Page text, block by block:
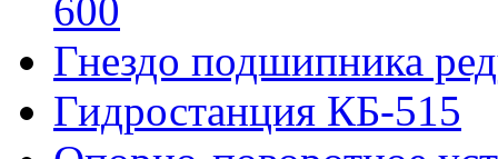
600
Гнездо подшипника
Гидростанция КБ-515